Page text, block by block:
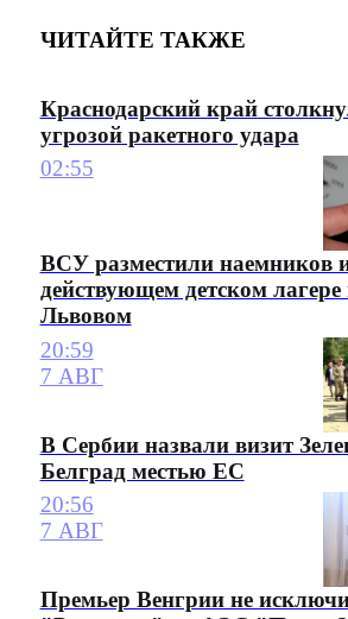
ЧИТАЙТЕ ТАКЖЕ
Краснодарский край
угрозой ракетного удара
02:55
ВСУ разместили наемников
действующем детском лагере
Львовом
20:59
7 АВГ
В Сербии назвали визит
Белград местью ЕС
20:56
7 АВГ
Премьер Венгрии не